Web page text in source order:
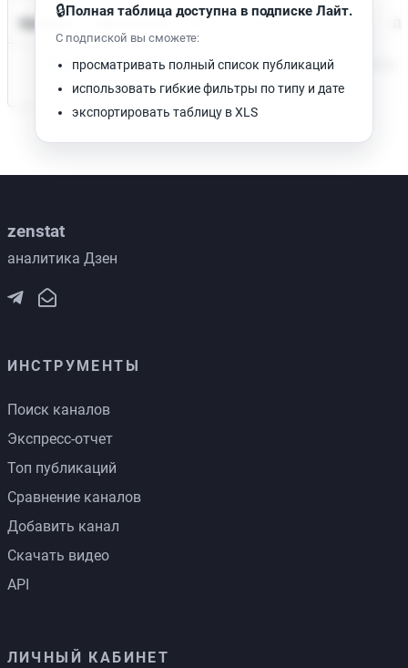
Время чтения
Нет доступных публикаций. Попробуйте изменить фильтр.
🔒Полная таблица доступна в подписке Лайт.
С подпиской вы сможете:
просматривать полный список публикаций
использовать гибкие фильтры по типу и дате
экспортировать таблицу в XLS
zenstat
аналитика Дзен
ИНСТРУМЕНТЫ
Поиск каналов
Экспресс-отчет
Топ публикаций
Сравнение каналов
Добавить канал
Скачать видео
API
ЛИЧНЫЙ КАБИНЕТ